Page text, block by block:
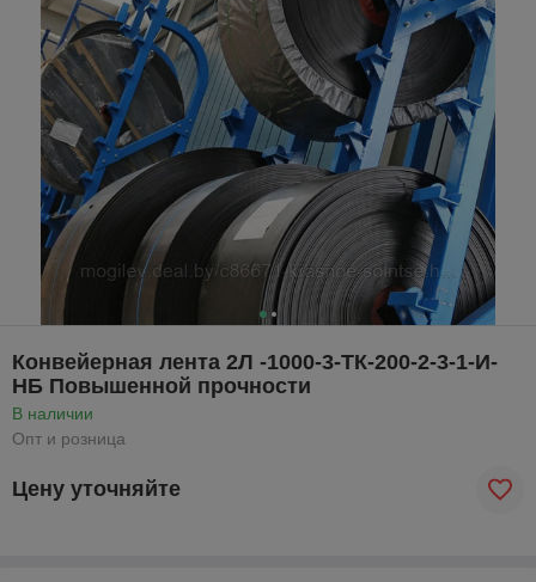
Конвейерная лента 2Л -1000-3-ТК-200-2-3-1-И-
НБ Повышенной прочности
В наличии
Опт и розница
Цену уточняйте